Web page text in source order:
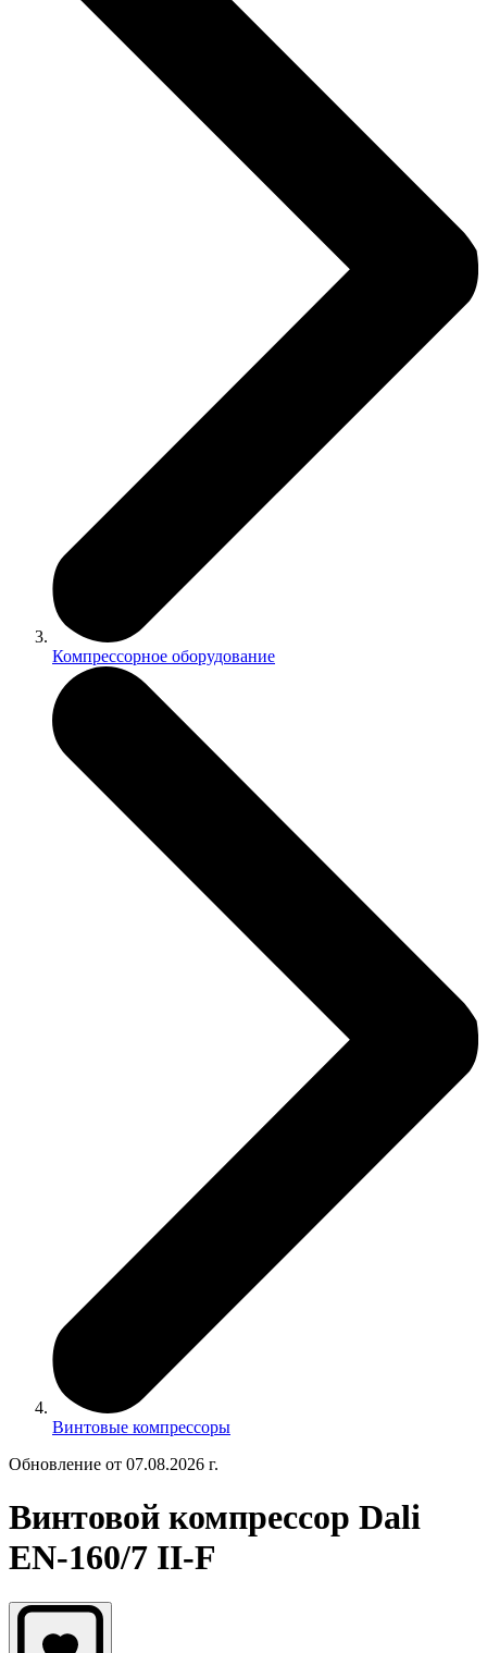
Компрессорное оборудование
Винтовые компрессоры
Обновление от 07.08.2026 г.
Винтовой компрессор Dali
EN-160/7 II-F